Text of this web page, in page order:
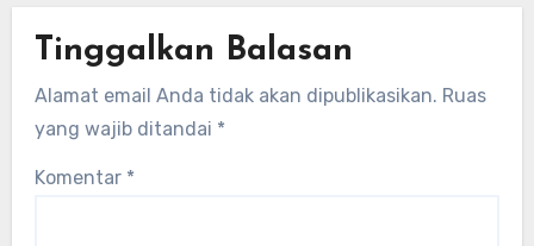
Tinggalkan Balasan
Alamat email Anda tidak akan dipublikasikan. Ruas
yang wajib ditandai *
Komentar *